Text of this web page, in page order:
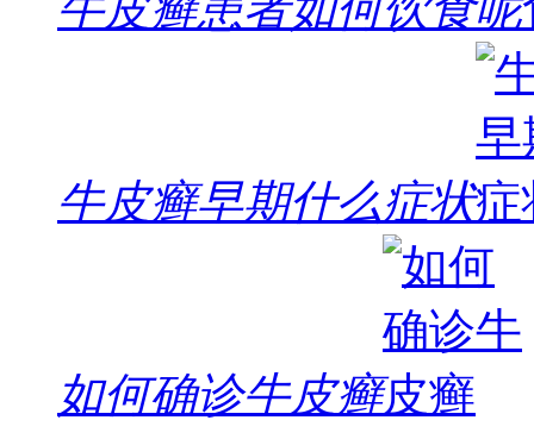
牛皮癣早期什么症状
如何确诊牛皮癣